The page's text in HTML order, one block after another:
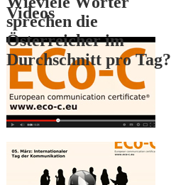
sprechen die
Österreicher im
Durchschnitt pro Tag?
3
Videos